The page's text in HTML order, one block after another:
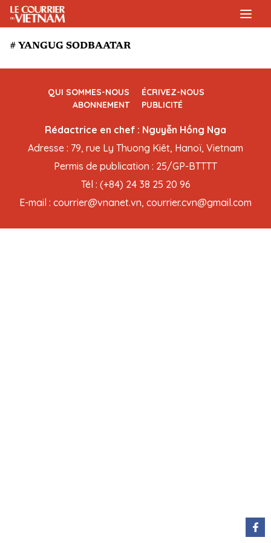
# YANGUG SODBAATAR
QUI SOMMES-NOUS
ÉCRIVEZ-NOUS
ABONNEMENT
PUBLICITÉ
Rédactrice en chef : Nguyễn Hồng Nga
Adresse : 79, rue Ly Thuong Kiêt, Hanoï, Vietnam
Permis de publication : 25/GP-BTTTT
Tél : (+84) 24 38 25 20 96
E-mail : courrier@vnanet.vn, courrier.cvn@gmail.com